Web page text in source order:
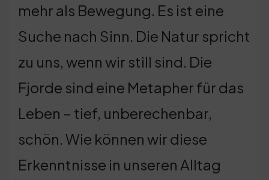
mehr als Bewegung. Es ist eine
Suche nach Sinn. Die Natur spricht
zu uns, wenn wir still sind. Die
Fjorde sind eine Metapher für das
Leben – tief, unberechenbar,
schön. Wie können wir diese
Erkenntnisse in unseren Alltag